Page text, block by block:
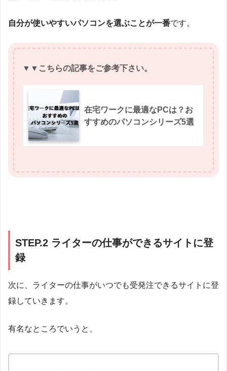
自分が使いやすいパソコンを選ぶことが一番です。
▼▼こちらの記事をご参考下さい。
在宅ワークに最適なPCは？お
すすめのパソコンシリーズ5選
STEP.2 ライターの仕事ができるサイトに登
録
次に、ライターの仕事がいつでも受発注できるサイトに登
録していきます。
有名なところでいうと、